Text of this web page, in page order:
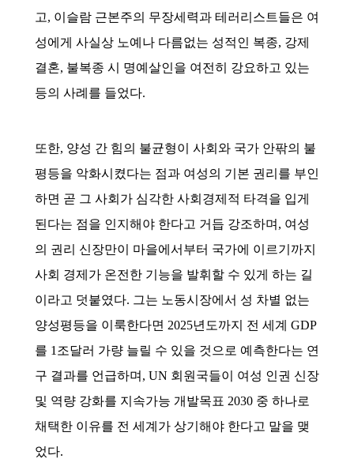
고, 이슬람 근본주의 무장세력과 테러리스트들은 여
성에게 사실상 노예나 다름없는 성적인 복종, 강제
결혼, 불복종 시 명예살인을 여전히 강요하고 있는
등의 사례를 들었다.
또한, 양성 간 힘의 불균형이 사회와 국가 안팎의 불
평등을 악화시켰다는 점과 여성의 기본 권리를 부인
하면 곧 그 사회가 심각한 사회경제적 타격을 입게
된다는 점을 인지해야 한다고 거듭 강조하며, 여성
의 권리 신장만이 마을에서부터 국가에 이르기까지
사회 경제가 온전한 기능을 발휘할 수 있게 하는 길
이라고 덧붙였다. 그는 노동시장에서 성 차별 없는
양성평등을 이룩한다면 2025년도까지 전 세계 GDP
를 1조달러 가량 늘릴 수 있을 것으로 예측한다는 연
구 결과를 언급하며, UN 회원국들이 여성 인권 신장
및 역량 강화를 지속가능 개발목표 2030 중 하나로
채택한 이유를 전 세계가 상기해야 한다고 말을 맺
었다.